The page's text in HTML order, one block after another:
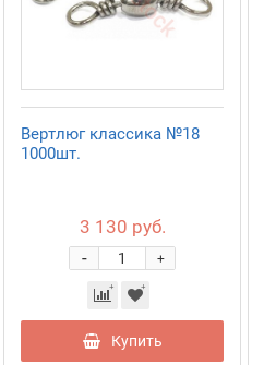
Вертлюг классика №18
1000шт.
3 130 руб.
+
-
Купить